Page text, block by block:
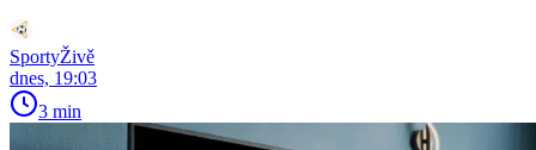
SportyŽivě
dnes, 19:03
3 min